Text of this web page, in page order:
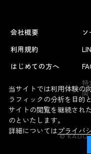
会社概要
利用規約
はじめての方へ
特
©
当サイトでは利用体験の
ラフィックの分析を目的
サイトの閲覧を継続され
のといたします。
詳細についてはプライバ